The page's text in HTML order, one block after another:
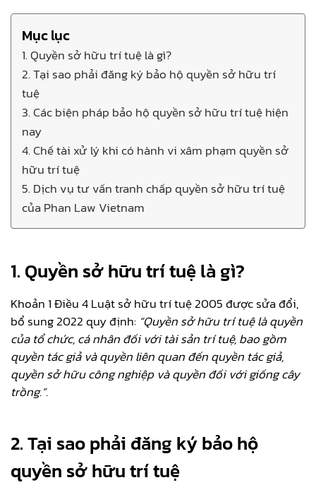
Mục lục
1. Quyền sở hữu trí tuệ là gì?
2. Tại sao phải đăng ký bảo hộ quyền sở hữu trí
tuệ
3. Các biện pháp bảo hộ quyền sở hữu trí tuệ hiện
nay
4. Chế tài xử lý khi có hành vi xâm phạm quyền sở
hữu trí tuệ
5. Dịch vụ tư vấn tranh chấp quyền sở hữu trí tuệ
của Phan Law Vietnam
1. Quyền sở hữu trí tuệ là gì?
Khoản 1 Điều 4 Luật sở hữu trí tuệ 2005 được sửa đổi,
bổ sung 2022 quy định: “Quyền sở hữu trí tuệ là quyền
của tổ chức, cá nhân đối với tài sản trí tuệ, bao gồm
quyền tác giả và quyền liên quan đến quyền tác giả,
quyền sở hữu công nghiệp và quyền đối với giống cây
trồng.”.
2. Tại sao phải đăng ký bảo hộ
quyền sở hữu trí tuệ